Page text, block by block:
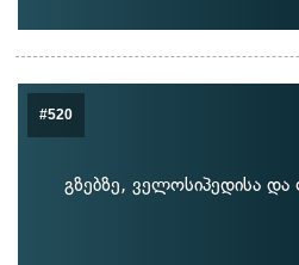
#520
გზებზე, ველოსიპედისა